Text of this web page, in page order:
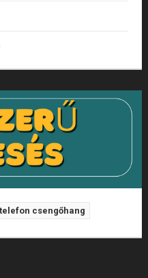
telefon csengőhang